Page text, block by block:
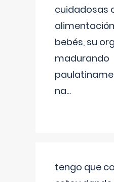
cuidadosas
bebés, su
madurando
na...
tengo que